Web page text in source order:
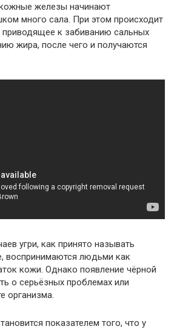
железы начинают
много сала. При этом происходит
приводящее к забиванию сальных
жира, после чего и получаются
угри, как принято называть
воспринимаются людьми как
кожи. Однако появление чёрной
о серьёзных проблемах или
организма.
показателем того, что у